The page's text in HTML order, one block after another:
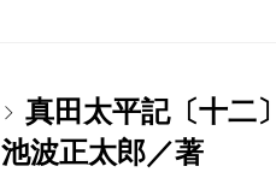
真田太平記〔十二
池波正太郎／著